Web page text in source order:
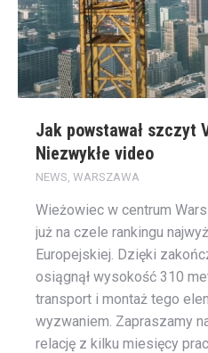
Jak powstawał szczyt
Niezwykłe video
NEWS, WARSZAWA
Wieżowiec w centrum
już na czele rankingu
Europejskiej. Dzięki
osiągnął wysokość 310
transport i montaż tego
wyzwaniem. Zapraszamy
relację z kilku miesięcy